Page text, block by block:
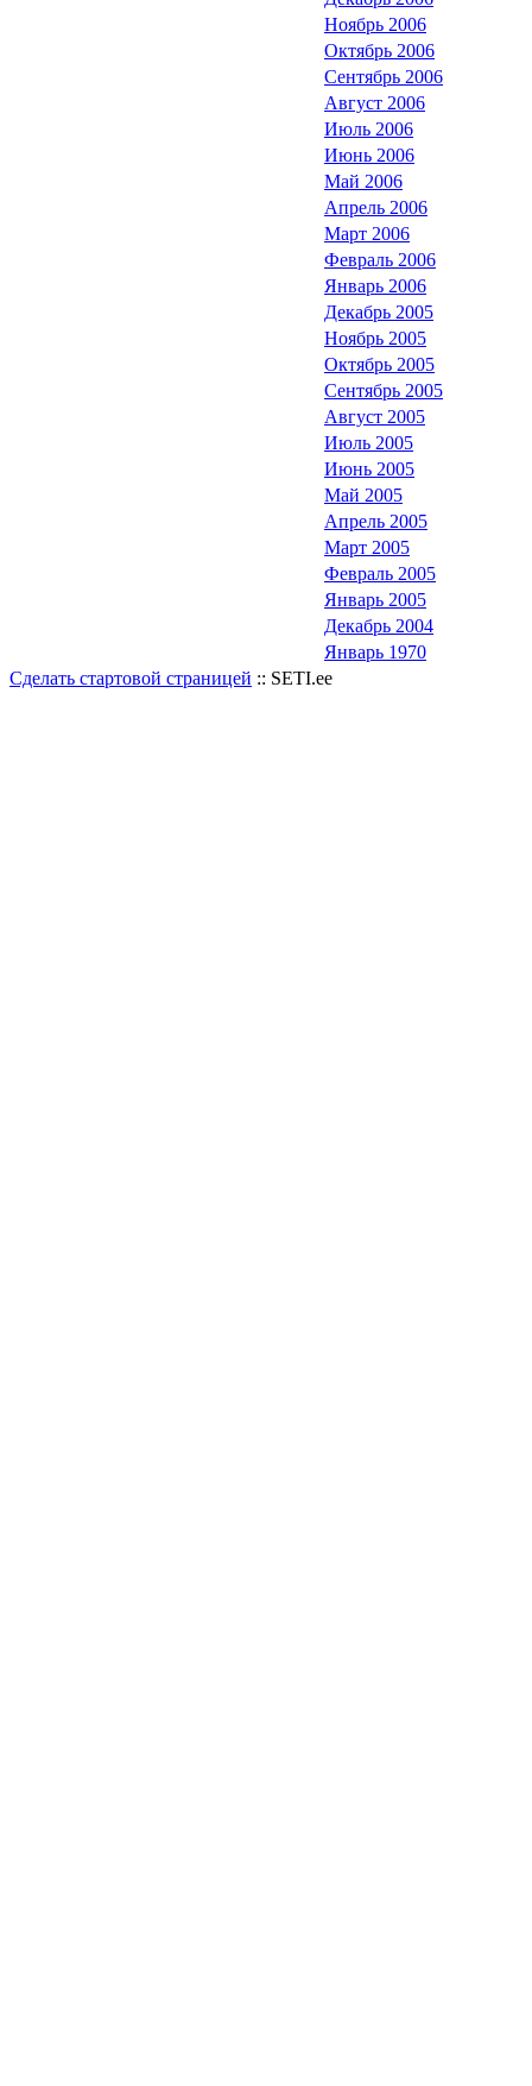
Ноябрь 2006
Октябрь 2006
Сентябрь 2006
Август 2006
Июль 2006
Июнь 2006
Май 2006
Апрель 2006
Март 2006
Февраль 2006
Январь 2006
Декабрь 2005
Ноябрь 2005
Октябрь 2005
Сентябрь 2005
Август 2005
Июль 2005
Июнь 2005
Май 2005
Апрель 2005
Март 2005
Февраль 2005
Январь 2005
Декабрь 2004
Январь 1970
Сделать стартовой страницей :: SETI.ee